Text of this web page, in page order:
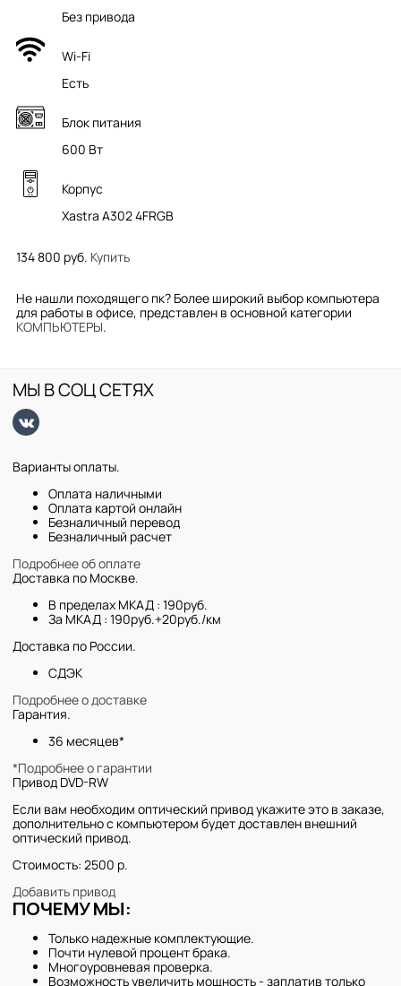
Без привода
Wi-Fi
Есть
Блок питания
600 Вт
Корпус
Xastra A302 4FRGB
134 800 руб. Купить
Не нашли походящего пк? Более широкий выбор компьютера
для работы в офисе, представлен в основной категории
КОМПЬЮТЕРЫ.
МЫ В СОЦ СЕТЯХ
Варианты оплаты.
Оплата наличными
Оплата картой онлайн
Безналичный перевод
Безналичный расчет
Подробнее об оплате
Доставка по Москве.
В пределах МКАД : 190руб.
За МКАД : 190руб.+20руб./км
Доставка по России.
СДЭК
Подробнее о доставке
Гарантия.
36 месяцев*
*Подробнее о гарантии
Привод DVD-RW
Если вам необходим оптический привод укажите это в заказе,
дополнительно с компьютером будет доставлен внешний
оптический привод.
Стоимость: 2500 р.
Добавить привод
ПОЧЕМУ МЫ:
Только надежные комплектующие.
Почти нулевой процент брака.
Многоуровневая проверка.
Возможность увеличить мощность - заплатив только